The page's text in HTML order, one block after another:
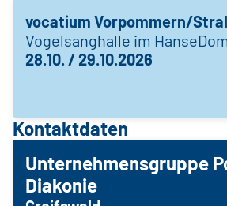
vocatium Vorpommern/
Vogelsanghalle im
28.10. / 29.10.2026
Kontaktdaten
Unternehmensgruppe
Diakonie